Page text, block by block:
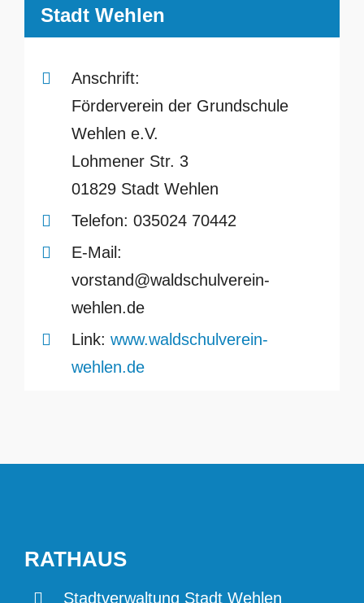
Stadt Wehlen
Anschrift:
Förderverein der Grundschule
Wehlen e.V.
Lohmener Str. 3
01829 Stadt Wehlen
Telefon: 035024 70442
E-Mail:
vorstand@waldschulverein-
wehlen.de
Link: www.waldschulverein-
wehlen.de
RATHAUS
Stadtverwaltung Stadt Wehlen